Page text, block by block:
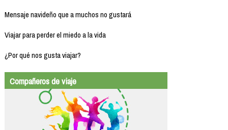
Mensaje navideño que a muchos no gustará
Viajar para perder el miedo a la vida
¿Por qué nos gusta viajar?
Compañeros de viaje